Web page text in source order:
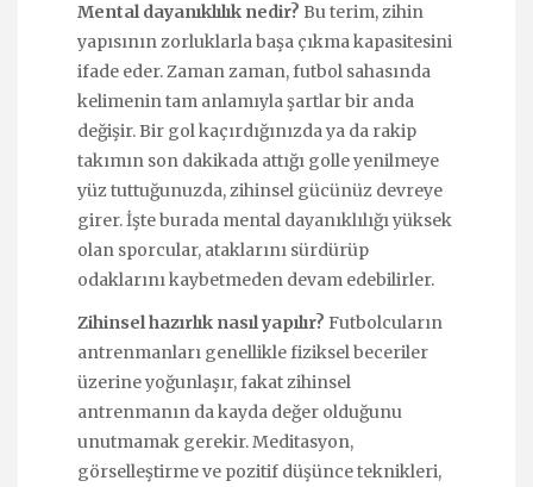
Mental dayanıklılık nedir? Bu terim, zihin
yapısının zorluklarla başa çıkma kapasitesini
ifade eder. Zaman zaman, futbol sahasında
kelimenin tam anlamıyla şartlar bir anda
değişir. Bir gol kaçırdığınızda ya da rakip
takımın son dakikada attığı golle yenilmeye
yüz tuttuğunuzda, zihinsel gücünüz devreye
girer. İşte burada mental dayanıklılığı yüksek
olan sporcular, ataklarını sürdürüp
odaklarını kaybetmeden devam edebilirler.
Zihinsel hazırlık nasıl yapılır? Futbolcuların
antrenmanları genellikle fiziksel beceriler
üzerine yoğunlaşır, fakat zihinsel
antrenmanın da kayda değer olduğunu
unutmamak gerekir. Meditasyon,
görselleştirme ve pozitif düşünce teknikleri,